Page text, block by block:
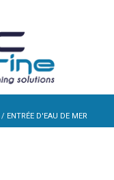
/ ENTRÉE D'EAU DE MER